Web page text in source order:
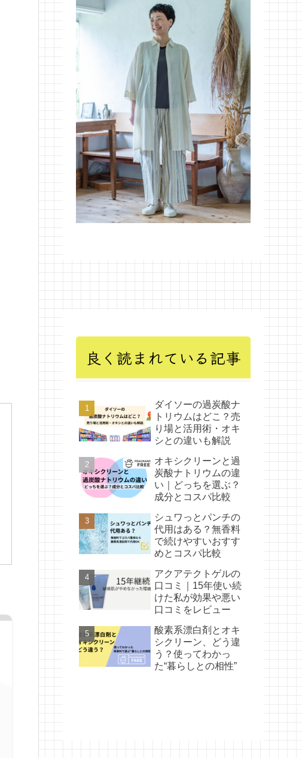
良く読まれている記事
ダイソーの過炭酸ナ
トリウムはどこ？売
り場と活用術・オキ
シとの違いも解説
オキシクリーンと過
炭酸ナトリウムの違
い｜どっちを選ぶ？
成分とコスパ比較
シュワっとパンチの
代用はある？無香料
で続けやすいおすす
めとコスパ比較
アクアテクトゲルの
口コミ｜15年使い続
けた私が効果や悪い
口コミをレビュー
酸素系漂白剤とオキ
シクリーン、どう違
う？使ってわかっ
た“暮らしとの相性”